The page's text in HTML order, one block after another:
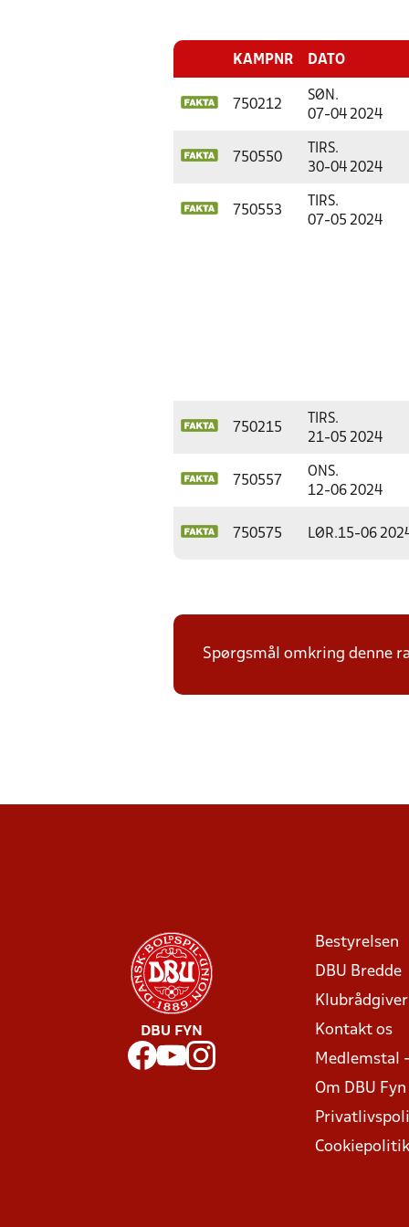
KAMPNR DATO
750212
SØN.
07-04 2024
750550
TIRS.
30-04 2024
750553
TIRS.
07-05 2024
750215
TIRS.
21-05 2024
750557
ONS.
12-06 2024
750575 LØR.15-06
Spørgsmål omkring denne
DBU FYN
Bestyrelsen
DBU Bredde
Kontakt os
Medlemstal
Om DBU Fyn
Cookiepolitik